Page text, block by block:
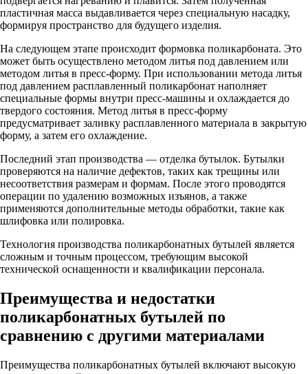
пластичная масса выдавливается через специальную насадку,
формируя пространство для будущего изделия.
На следующем этапе происходит формовка поликарбоната. Это
может быть осуществлено методом литья под давлением или
методом литья в пресс-форму. При использовании метода литья
под давлением расплавленный поликарбонат наполняет
специальные формы внутри пресс-машины и охлаждается до
твердого состояния. Метод литья в пресс-форму
предусматривает заливку расплавленного материала в закрытую
форму, а затем его охлаждение.
Последний этап производства — отделка бутылок. Бутылки
проверяются на наличие дефектов, таких как трещины или
несоответствия размерам и формам. После этого проводятся
операции по удалению возможных изъянов, а также
применяются дополнительные методы обработки, такие как
шлифовка или полировка.
Технология производства поликарбонатных бутылей является
сложным и точным процессом, требующим высокой
технической оснащенности и квалификации персонала.
Преимущества и недостатки
поликарбонатных бутылей по
сравнению с другими материалами
Преимущества поликарбонатных бутылей включают высокую